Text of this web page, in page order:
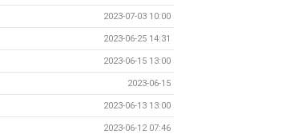
2023-07-03 10:00
2023-06-25 14:31
2023-06-15 13:00
2023-06-15
2023-06-13 13:00
2023-06-12 07:46